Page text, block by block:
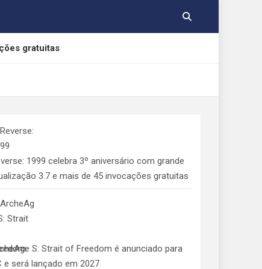
gratuitas
consumidores de jogos digitais
1999 celebra 3º aniversário com grande
3.7 e mais de 45 invocações gratuitas
S: Strait of Freedom é anunciado para
e será lançado em 2027